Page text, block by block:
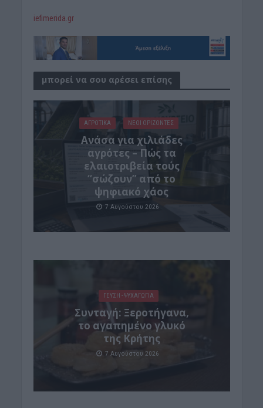
iefimerida.gr
μπορεί να σου αρέσει επίσης
ΑΓΡΟΤΙΚΑ ΝΕΟΙ ΟΡΙΖΟΝΤΕΣ
Ανάσα για χιλιάδες
αγρότες – Πώς τα
ελαιοτριβεία τούς
“σώζουν” από το
ψηφιακό χάος
7 Αυγούστου 2026
ΓΕΎΣΗ - ΨΥΧΑΓΩΓΊΑ
Συνταγή: Ξεροτήγανα,
το αγαπημένο γλυκό
της Κρήτης
7 Αυγούστου 2026